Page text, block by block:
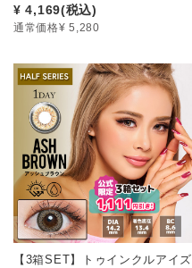
¥ 4,169(税込)
通常価格¥ 5,280
【3箱SET】トゥインクルアイズ